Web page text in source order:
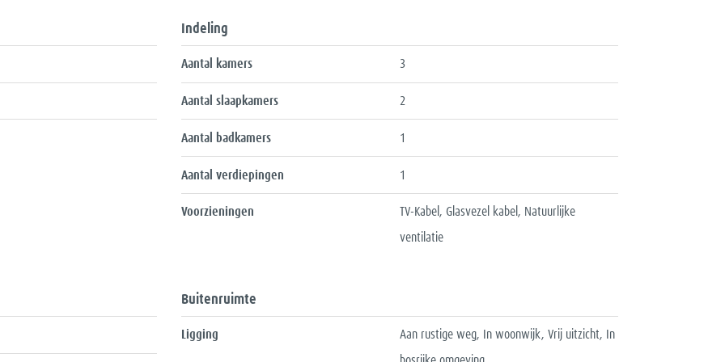
agenda, kies eenvoudig een moment dat u uitkomt.
u te begeleiden tijdens het aankoopproces.
Indeling
Aantal kamers 3
Aantal slaapkamers 2
Aantal badkamers 1
Aantal verdiepingen 1
Voorzieningen
TV-Kabel, Glasvezel kabel, Natuurlijke
ventilatie
Buitenruimte
Ligging
Aan rustige weg, In woonwijk, Vrij uitzicht, In